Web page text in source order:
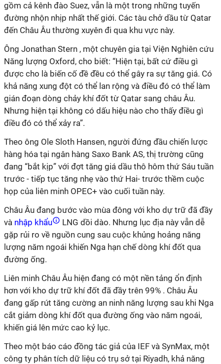
gồm cả kênh đào Suez, vẫn là một trong những tuyến
đường nhộn nhịp nhất thế giới. Các tàu chở dầu từ Qatar
đến Châu Âu thường xuyên đi qua khu vực này.
Ông Jonathan Stern , một chuyên gia tại Viện Nghiên cứu
Năng lượng Oxford, cho biết: “Hiện tại, bất cứ điều gì
được cho là biến cố đề đều có thể gây ra sự tăng giá. Có
khả năng xung đột có thể lan rộng và điều đó có thể làm
gián đoạn dòng chảy khí đốt từ Qatar sang châu Âu.
Nhưng hiện tại không có dấu hiệu nào cho thấy điều gì
điều đó có thể xảy ra”.
Theo ông Ole Sloth Hansen, người đứng đầu chiến lược
hàng hóa tại ngân hàng Saxo Bank AS, thị trường cũng
đang “bắt kịp” với đợt tăng giá dầu thô hôm thứ Sáu tuần
trước - tiếp tục tăng nhẹ vào thứ Hai- trước thềm cuộc
họp của liên minh OPEC+ vào cuối tuần này.
Châu Âu đang bước vào mùa đông với kho dự trữ đã đầy
và nhập khẩu
LNG dồi dào. Nhưng lục địa này vẫn dễ
gặp rủi ro về nguồn cung sau cuộc khủng hoảng năng
lượng năm ngoái khiến Nga hạn chế dòng khí đốt qua
đường ống.
Liên minh Châu Âu hiện đang có một nền tảng ổn định
hơn với kho dự trữ khí đốt đã đầy trên 99% . Châu Âu
đang gấp rút tăng cường an ninh năng lượng sau khi Nga
cắt giảm dòng khí đốt qua đường ống vào năm ngoái,
khiến giá lên mức cao kỷ lục.
Theo một báo cáo đồng tác giả của IEF và SynMax, một
công ty phân tích dữ liệu có trụ sở tại Riyadh, khả năng